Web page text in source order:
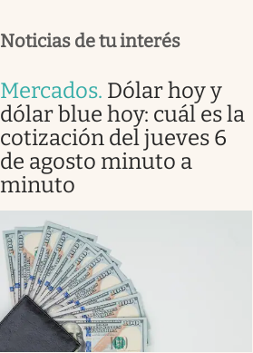
Noticias de tu interés
Mercados. Dólar hoy y
dólar blue hoy: cuál es la
cotización del jueves 6
de agosto minuto a
minuto